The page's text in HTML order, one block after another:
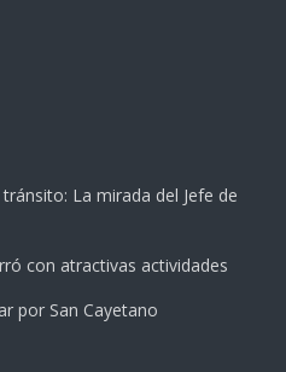
La mirada del Jefe de
con atractivas actividades
por San Cayetano